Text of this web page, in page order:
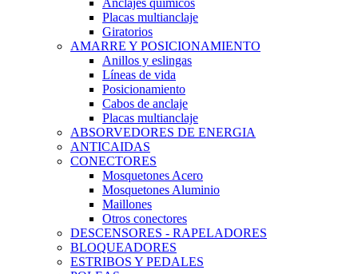
Anclajes químicos
Placas multianclaje
Giratorios
AMARRE Y POSICIONAMIENTO
Anillos y eslingas
Líneas de vida
Posicionamiento
Cabos de anclaje
Placas multianclaje
ABSORVEDORES DE ENERGIA
ANTICAIDAS
CONECTORES
Mosquetones Acero
Mosquetones Aluminio
Maillones
Otros conectores
DESCENSORES - RAPELADORES
BLOQUEADORES
ESTRIBOS Y PEDALES